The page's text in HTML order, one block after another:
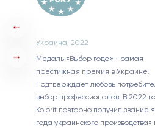
Украина, 2022
Медаль «Выбор года» - самая
престижная премия в Украине.
Подтверждает любовь
выбор профессионалов. В 2022
Kolorit повторно получил звание
года украинского производства»